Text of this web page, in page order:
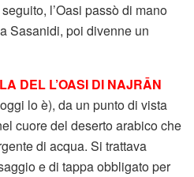
l’Oasi passò di mano
Sasanidi, poi divenne un
DEL L’OASI DI NAJRĀN
lo è), da un punto di vista
cuore del deserto arabico che
di acqua. Si trattava
e di tappa obbligato per